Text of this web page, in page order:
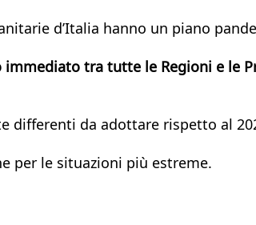
d’Italia hanno un piano
tra tutte le Regioni e le
differenti da adottare rispetto al
per le situazioni più estreme.